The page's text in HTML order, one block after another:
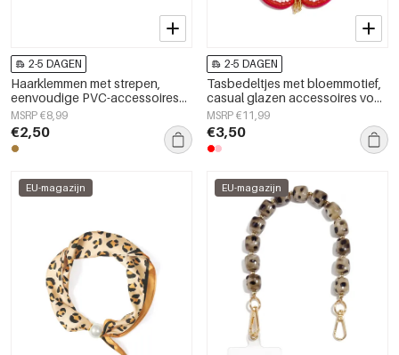
2-5 DAGEN
Haarklemmen met strepen,
eenvoudige PVC-accessoires
voor dagelijks gebruik
MSRP €8,99
€2,50
2-5 DAGEN
Tasbedeltjes met bloemmotief,
casual glazen accessoires voor
dagelijks gebruik.
MSRP €11,99
€3,50
EU-magazijn EU-magazijn